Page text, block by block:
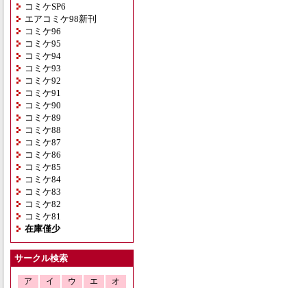
コミケSP6
エアコミケ98新刊
コミケ96
コミケ95
コミケ94
コミケ93
コミケ92
コミケ91
コミケ90
コミケ89
コミケ88
コミケ87
コミケ86
コミケ85
コミケ84
コミケ83
コミケ82
コミケ81
在庫僅少
サークル検索
ア イ ウ エ
オ